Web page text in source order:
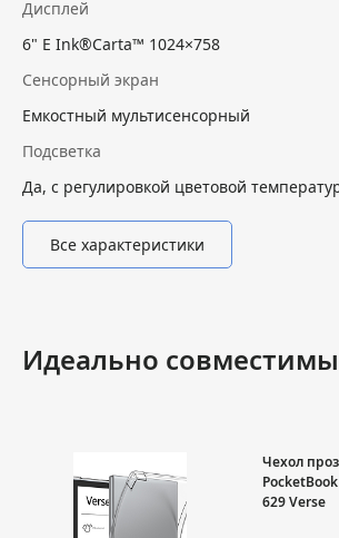
Дисплей
6" E Ink®Carta™ 1024×758
Сенсорный экран
Емкостный мультисенсорный
Подсветка
Да, с регулировкой цветовой
Все характеристики
Идеально совместимы
Чехол
629 Verse